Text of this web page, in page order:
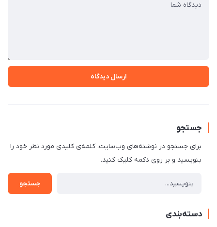
ارسال دیدگاه
جستجو
برای جستجو در نوشته‌های وب‌سایت، کلمه‌ی کلیدی مورد نظر خود را
بنویسید و بر روی دکمه کلیک کنید.
جستجو
دسته‌بندی